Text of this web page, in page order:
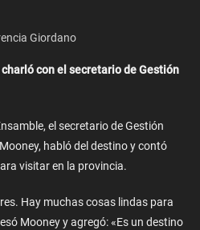
Giordano
con el secretario de Gestión
el secretario de Gestión
habló del destino y contó
visitar en la provincia.
Hay muchas cosas lindas para
Mooney y agregó: «Es un destino